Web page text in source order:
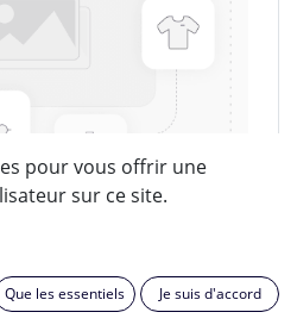
pour vous offrir une
sur ce site.
Que les essentiels Je suis d'accord